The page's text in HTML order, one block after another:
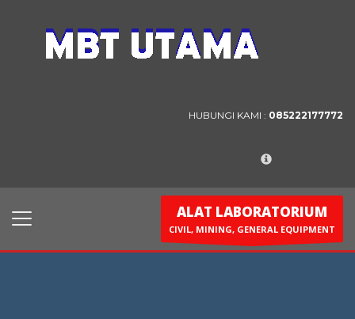
Contact Us
HUBUNGI KAMI : 085222177772
ALAT LABORATORIUM
CIVIL, MINING, GENERAL EQUIPMENT